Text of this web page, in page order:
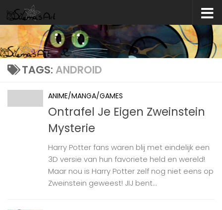
Skip to content
TAGS: ANDROID
ANIME/MANGA/GAMES
Ontrafel Je Eigen Zweinstein
Mysterie
Harry Potter fans waren blij met eindelijk een
3D versie van hun favoriete held en wereld!
Maar nou is Harry Potter zelf nog niet eens op
Zweinstein geweest! JIJ bent...